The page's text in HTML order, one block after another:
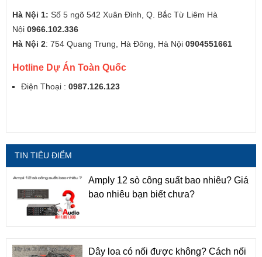
Hà Nội 1: Số 5 ngõ 542 Xuân Đỉnh, Q. Bắc Từ Liêm Hà
Nội 0966.102.336
Hà Nội 2: 754 Quang Trung, Hà Đông, Hà Nội 0904551661
Hotline Dự Án Toàn Quốc
Điện Thoại : 0987.126.123
TIN TIÊU ĐIỂM
Amply 12 sò công suất bao nhiêu? Giá
bao nhiêu bạn biết chưa?
Dây loa có nối được không? Cách nối